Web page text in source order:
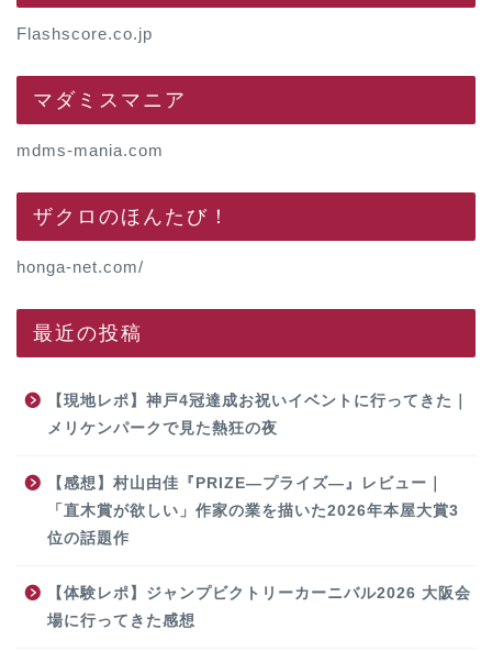
Flashscore.co.jp
マダミスマニア
mdms-mania.com
ザクロのほんたび！
honga-net.com/
最近の投稿
【現地レポ】神戸4冠達成お祝いイベントに行ってきた｜
メリケンパークで見た熱狂の夜
【感想】村山由佳『PRIZE―プライズ―』レビュー｜
「直木賞が欲しい」作家の業を描いた2026年本屋大賞3
位の話題作
【体験レポ】ジャンプビクトリーカーニバル2026 大阪会
場に行ってきた感想